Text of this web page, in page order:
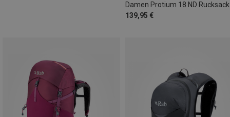
Damen Protium 18 ND Rucksack
139,95 €